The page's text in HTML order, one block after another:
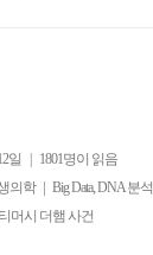
일
1801명이 읽음
의학| Big Data,DNA 분석
티머시 더햄 사건